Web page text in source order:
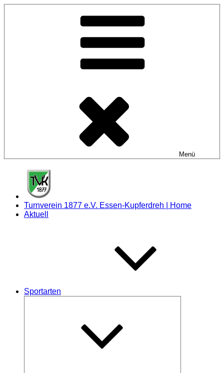
Menü
Turnverein 1877 e.V. Essen-Kupferdreh | Home
Aktuell
Sportarten